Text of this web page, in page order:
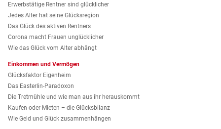
Erwerbstätige Rentner sind glücklicher
Jedes Alter hat seine Glücksregion
Das Glück des aktiven Rentners
Corona macht Frauen unglücklicher
Wie das Glück vom Alter abhängt
Einkommen und Vermögen
Glücksfaktor Eigenheim
Das Easterlin-Paradoxon
Die Tretmühle und wie man aus ihr herauskommt
Kaufen oder Mieten – die Glücksbilanz
Wie Geld und Glück zusammenhängen